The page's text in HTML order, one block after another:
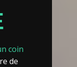
coin
de